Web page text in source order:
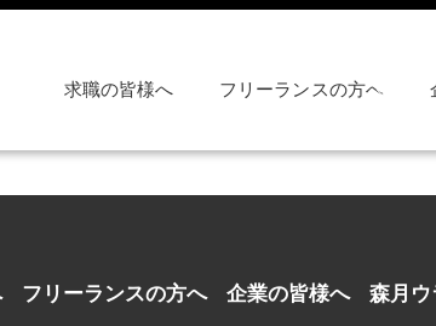
求職の皆様へ フリーランスの方へ
フリーランスの方へ 企業の皆様へ 森月